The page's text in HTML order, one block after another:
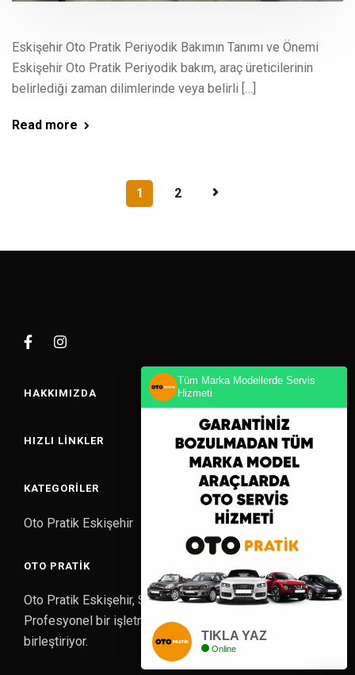
Eskişehir Oto Pratik Periyodik Bakımın Tanımı ve Önemi
Eskişehir Oto Pratik Periyodik bakım, araç üreticilerinin
belirlediği zaman dilimlerinde veya belirli […]
Read more
1 2
HAKKIMIZDA
HIZLI LINKLER
KATEGORILER
Oto Pratik Eskişehir
OTO PRATIK
Oto Pratik Eskişehir, Sabancı A.Ş altında Kurumsal ve
Profesyonel bir işletmede Experix ile güçlerini
birleştiriyor.
Tüm Marka Modellerde Servis
Hizmeti
TIKLA YAZ
Online